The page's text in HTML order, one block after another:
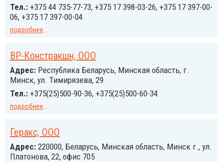
Тел.: +375 44 735-77-73, +375 17 398-03-26, +375 17 397-00-
06, +375 17 397-00-04
подробнее...
ВР-Констракшн, ООО
Адрес: Республика Беларусь, Минская область, г.
Минск, ул. Тимирязева, 29
Тел.: +375(25)500-90-36, +375(25)500-60-34
подробнее...
Геракс, ООО
Адрес: 220000, Беларусь, Минская область, Минск г., ул.
Платонова, 22, офис 705